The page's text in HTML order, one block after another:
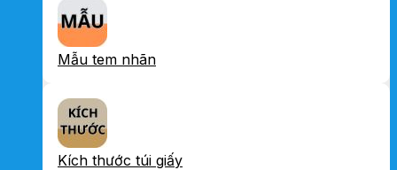
Mẫu tem nhãn
Kích thước túi giấy